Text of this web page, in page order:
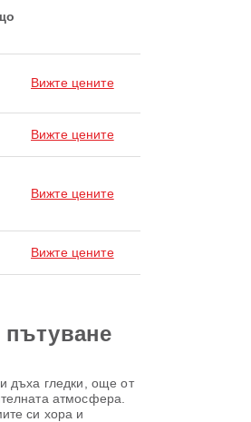
Вижте цените
Вижте цените
Вижте цените
Вижте цените
пътуване
дъха гледки, още от
атмосфера.
си хора и